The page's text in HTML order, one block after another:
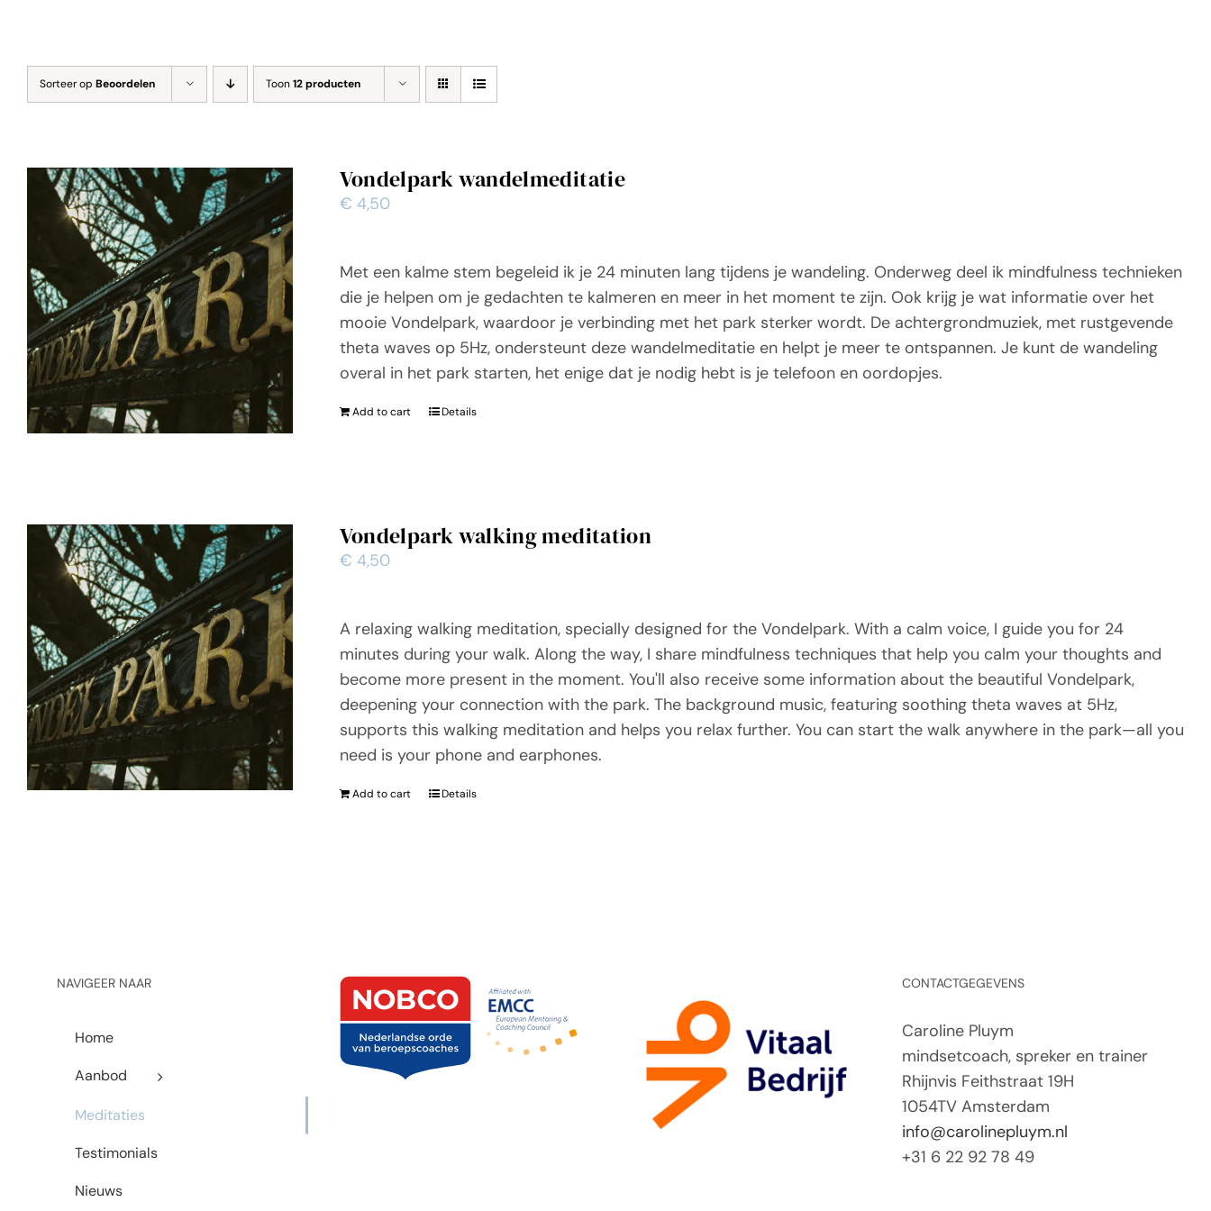
Sorteer op Beoordelen Toon12 producten
Vondelpark wandelmeditatie
€ 4,50
Met een kalme stem begeleid ik je 24 minuten lang tijdens je wandeling. Onderweg deel ik mindfulness technieken
die je helpen om je gedachten te kalmeren en meer in het moment te zijn. Ook krijg je wat informatie over het
mooie Vondelpark, waardoor je verbinding met het park sterker wordt. De achtergrondmuziek, met rustgevende
theta waves op 5Hz, ondersteunt deze wandelmeditatie en helpt je meer te ontspannen. Je kunt de wandeling
overal in het park starten, het enige dat je nodig hebt is je telefoon en oordopjes.
Add to cart Details
Vondelpark walking meditation
€ 4,50
A relaxing walking meditation, specially designed for the Vondelpark. With a calm voice, I guide you for 24
minutes during your walk. Along the way, I share mindfulness techniques that help you calm your thoughts and
become more present in the moment. You'll also receive some information about the beautiful Vondelpark,
deepening your connection with the park. The background music, featuring soothing theta waves at 5Hz,
supports this walking meditation and helps you relax further. You can start the walk anywhere in the park—all you
need is your phone and earphones.
Add to cart Details
NAVIGEER NAAR
Home
Aanbod
Meditaties
Testimonials
Nieuws
CONTACTGEGEVENS
Caroline Pluym
mindsetcoach, spreker en trainer
Rhijnvis Feithstraat 19H
1054TV Amsterdam
info@carolinepluym.nl
+31 6 22 92 78 49